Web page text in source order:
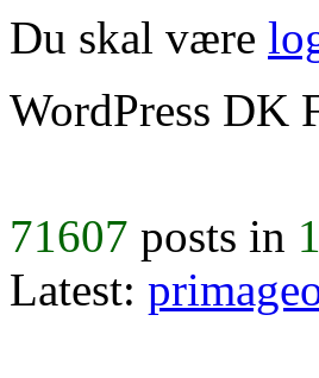
Du skal være
WordPress DK
71607 posts in
Latest: